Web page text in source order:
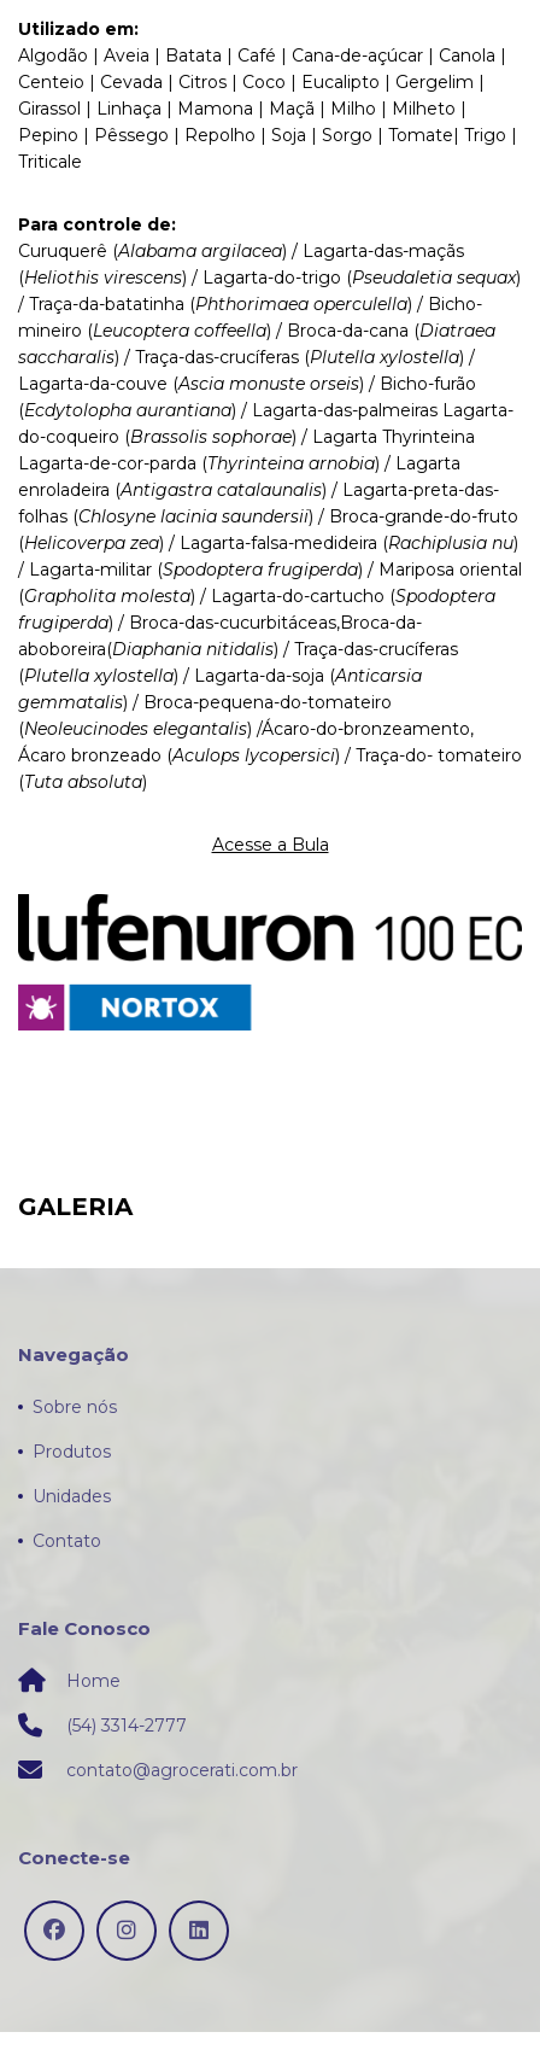
Utilizado em:
Algodão | Aveia | Batata | Café | Cana-de-açúcar | Canola |
Centeio | Cevada | Citros | Coco | Eucalipto | Gergelim |
Girassol | Linhaça | Mamona | Maçã | Milho | Milheto |
Pepino | Pêssego | Repolho | Soja | Sorgo | Tomate| Trigo |
Triticale
Para controle de:
Curuquerê (Alabama argilacea) / Lagarta-das-maçãs
(Heliothis virescens) / Lagarta-do-trigo (Pseudaletia sequax)
/ Traça-da-batatinha (Phthorimaea operculella) / Bicho-
mineiro (Leucoptera coffeella) / Broca-da-cana (Diatraea
saccharalis) / Traça-das-crucíferas (Plutella xylostella) /
Lagarta-da-couve (Ascia monuste orseis) / Bicho-furão
(Ecdytolopha aurantiana) / Lagarta-das-palmeiras Lagarta-
do-coqueiro (Brassolis sophorae) / Lagarta Thyrinteina
Lagarta-de-cor-parda (Thyrinteina arnobia) / Lagarta
enroladeira (Antigastra catalaunalis) / Lagarta-preta-das-
folhas (Chlosyne lacinia saundersii) / Broca-grande-do-fruto
(Helicoverpa zea) / Lagarta-falsa-medideira (Rachiplusia nu)
/ Lagarta-militar (Spodoptera frugiperda) / Mariposa oriental
(Grapholita molesta) / Lagarta-do-cartucho (Spodoptera
frugiperda) / Broca-das-cucurbitáceas,Broca-da-
aboboreira(Diaphania nitidalis) / Traça-das-crucíferas
(Plutella xylostella) / Lagarta-da-soja (Anticarsia
gemmatalis) / Broca-pequena-do-tomateiro
(Neoleucinodes elegantalis) /Ácaro-do-bronzeamento,
Ácaro bronzeado (Aculops lycopersici) / Traça-do- tomateiro
(Tuta absoluta)
Acesse a Bula
GALERIA
Navegação
Sobre nós
Produtos
Unidades
Contato
Fale Conosco
Home
(54) 3314-2777
contato@agrocerati.com.br
Conecte-se